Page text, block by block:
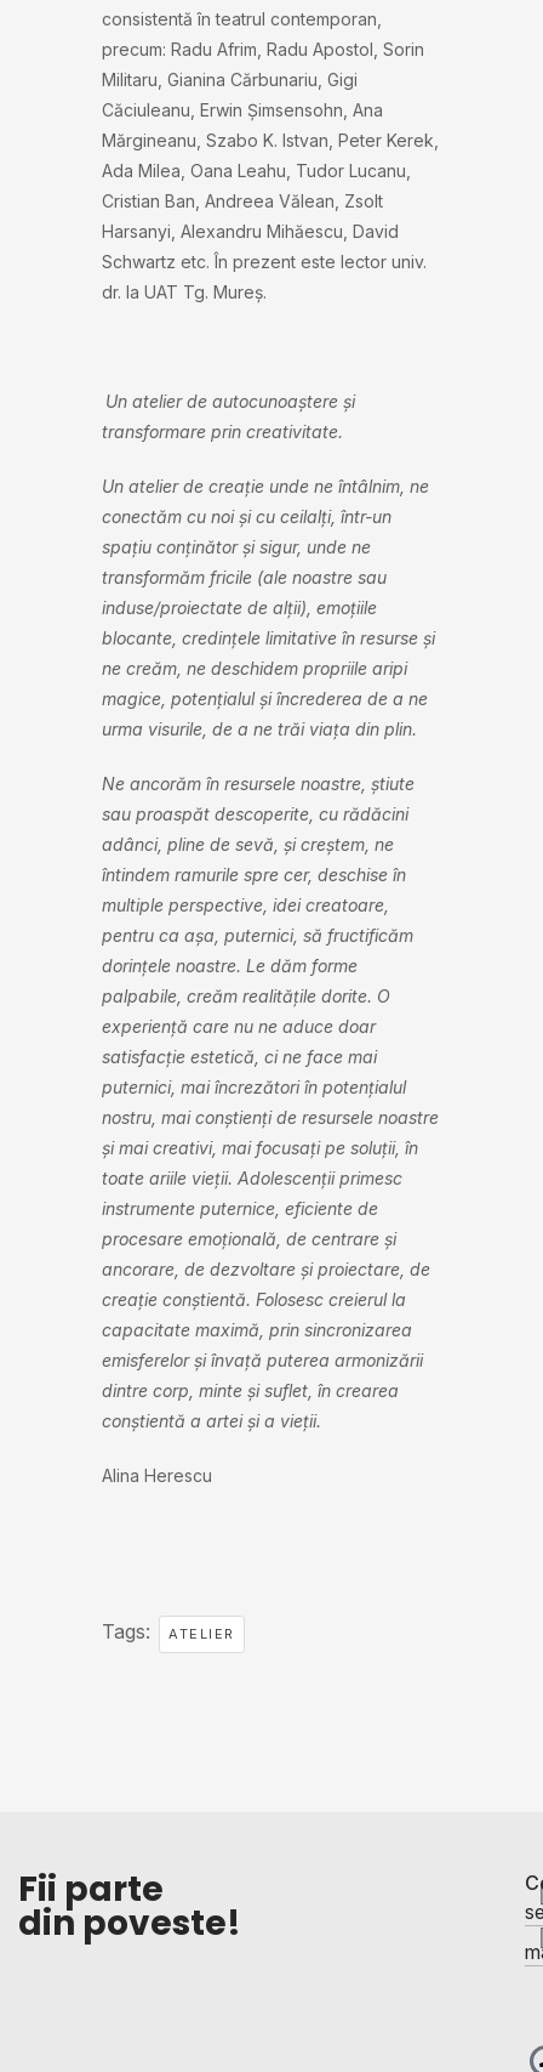
consistentă în teatrul contemporan,
precum: Radu Afrim, Radu Apostol, Sorin
Militaru, Gianina Cărbunariu, Gigi
Căciuleanu, Erwin Șimsensohn, Ana
Mărgineanu, Szabo K. Istvan, Peter Kerek,
Ada Milea, Oana Leahu, Tudor Lucanu,
Cristian Ban, Andreea Vălean, Zsolt
Harsanyi, Alexandru Mihăescu, David
Schwartz etc. În prezent este lector univ.
dr. la UAT Tg. Mureș.
Un atelier de autocunoaștere și
transformare prin creativitate.
Un atelier de creație unde ne întâlnim, ne
conectăm cu noi și cu ceilalți, într-un
spațiu conținător și sigur, unde ne
transformăm fricile (ale noastre sau
induse/proiectate de alții), emoțiile
blocante, credințele limitative în resurse și
ne creăm, ne deschidem propriile aripi
magice, potențialul și încrederea de a ne
urma visurile, de a ne trăi viața din plin.
Ne ancorăm în resursele noastre, știute
sau proaspăt descoperite, cu rădăcini
adânci, pline de sevă, și creștem, ne
întindem ramurile spre cer, deschise în
multiple perspective, idei creatoare,
pentru ca așa, puternici, să fructificăm
dorințele noastre. Le dăm forme
palpabile, creăm realitățile dorite. O
experiență care nu ne aduce doar
satisfacție estetică, ci ne face mai
puternici, mai încrezători în potențialul
nostru, mai conștienți de resursele noastre
și mai creativi, mai focusați pe soluții, în
toate ariile vieții. Adolescenții primesc
instrumente puternice, eficiente de
procesare emoțională, de centrare și
ancorare, de dezvoltare și proiectare, de
creație conștientă. Folosesc creierul la
capacitate maximă, prin sincronizarea
emisferelor și învață puterea armonizării
dintre corp, minte și suflet, în crearea
conștientă a artei și a vieții.
Alina Herescu
Tags: ATELIER
Fii parte
din poveste!